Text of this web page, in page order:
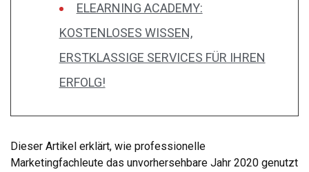
ELEARNING ACADEMY:
KOSTENLOSES WISSEN,
ERSTKLASSIGE SERVICES FÜR IHREN
ERFOLG!
Dieser Artikel erklärt, wie professionelle
Marketingfachleute das unvorhersehbare Jahr 2020 genutzt